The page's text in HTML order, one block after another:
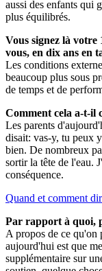
aussi des enfants qui
plus équilibrés.
Vous signez là votre
vous, en dix ans en
Les conditions
beaucoup plus sous
de temps et de
Comment cela a-t-il
Les parents
disait: vas-y, tu peux
bien. De nombreux
sortir la tête de l'eau.
conséquence.
Quand et comment
Par rapport à quoi,
A propos de ce qu'on
aujourd'hui est que
supplémentaire sur